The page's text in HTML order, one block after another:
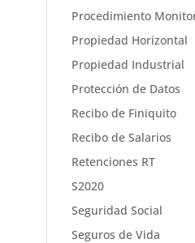
Procedimiento
Propiedad Horizontal
Propiedad Industrial
Protección de Datos
Recibo de Finiquito
Recibo de Salarios
Retenciones RT
S2020
Seguridad Social
Seguros de Vida